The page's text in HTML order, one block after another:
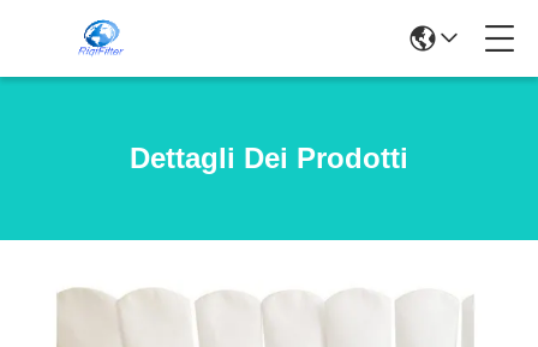
Dettagli Dei Prodotti